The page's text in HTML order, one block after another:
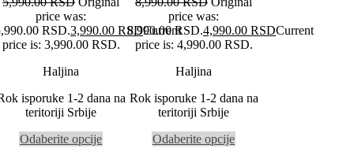
price was:
RSD.3,990.00 RSDCurrent
price is: 3,990.00 RSD.
Haljina
isporuke 1-2 dana na
teritoriji Srbije
Odaberite opcije
price was:
8,990.00 RSD.4,990.00 RSDCurrent
price is: 4,990.00 RSD.
Haljina
Rok isporuke 1-2 dana na
teritoriji Srbije
Odaberite opcije